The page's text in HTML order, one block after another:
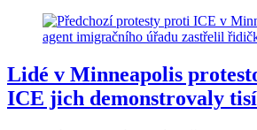
Lidé v Minneapolis
ICE jich demonstrovaly